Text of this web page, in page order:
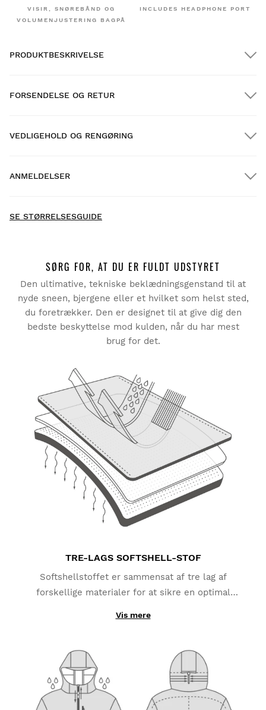
VISIR, SNØREBÅND OG
VOLUMENJUSTERING BAGPÅ
INCLUDES HEADPHONE PORT
PRODUKTBESKRIVELSE
FORSENDELSE OG RETUR
Hjemmelevering over $300.00
Prøv vores produkter komfortabelt i eget hjem.
Du har 30 dage fra leveringsdatoen og frem til at
anmode om en returnering. Returnering af
produkter for
at bytte
størrelse
er helt
GRATIS!
Refusion via den oprindelige betalingsmetode
VEDLIGEHOLD OG RENGØRING
ANMELDELSER
produkt -
SE STØRRELSESGUIDE
SØRG FOR, AT DU ER FULDT UDSTYRET
Den ultimative, tekniske beklædningsgenstand til at
nyde sneen, bjergene eller et hvilket som helst sted,
du foretrækker. Den er designet til at give dig den
bedste beskyttelse mod kulden, når du har mest
brug for det.
TRE-LAGS SOFTSHELL-STOF
Softshellstoffet er sammensat af tre lag af
forskellige materialer for at sikre en optimal
er lavet af en TPU-membran, der beskytter dig mod
vinden og transporterer fugt væk fra din krop. Det
inderste lag giver fremragende varmeisolering takket
være mikro-fleece stoffet i polyester, der hjælper
Vis mere